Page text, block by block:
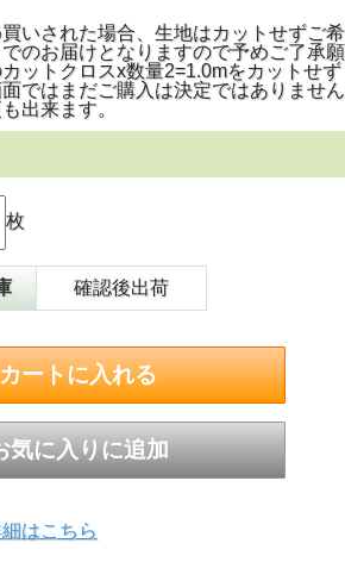
イズ外の配送や折畳めない商品は通常
了承下さい。)
いされた場合、生地はカットせずご希
のお届けとなりますので予めご了承願
ットクロスx数量2=1.0mをカットせず
ではまだご購入は決定ではありません
出来ます。
枚
確認後出荷
はこちら